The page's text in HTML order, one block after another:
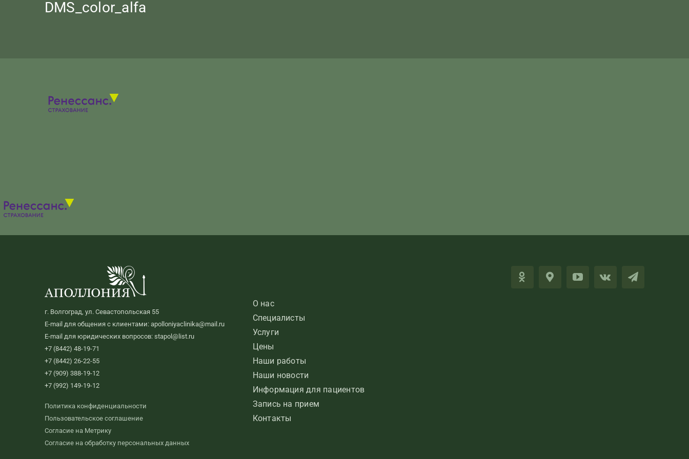
DMS_color_alfa
г. Волгоград, ул. Севастопольская 55
E-mail для общения с клиентами: apolloniyaclinika@mail.ru
E-mail для юридических вопросов: stapol@list.ru
+7 (8442) 48-19-71
+7 (8442) 26-22-55
+7 (909) 388-19-12
+7 (992) 149-19-12
Политика конфиденциальности
Пользовательское соглашение
Согласие на Метрику
Согласие на обработку персональных данных
О нас
Специалисты
Услуги
Цены
Наши работы
Наши новости
Информация для пациентов
Запись на прием
Контакты